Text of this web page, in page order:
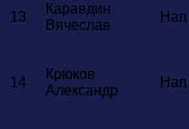
13
Каравдин
Вячеслав
Нап
14
Крюков
Александр
Нап